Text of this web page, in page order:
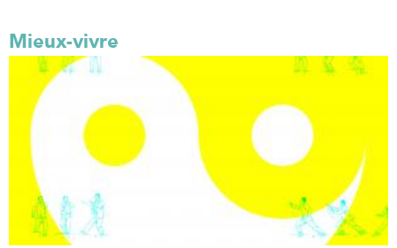
Mieux-vivre